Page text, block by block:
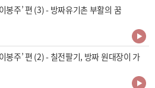
봉주’ 편 (3) - 방짜유기촌 부활의 꿈
봉주’ 편 (2) - 칠전팔기, 방짜 원대장이 가